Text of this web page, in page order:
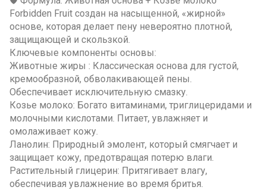
Forbidden Fruit создан на насыщенной, «жирной»
основе, которая делает пену невероятно плотной,
защищающей и скользкой.
Ключевые компоненты основы:
Животные жиры : Классическая основа для густой,
кремообразной, обволакивающей пены.
Обеспечивает исключительную смазку.
Козье молоко: Богато витаминами, триглицеридами и
молочными кислотами. Питает, увлажняет и
омолаживает кожу.
Ланолин: Природный эмолент, который смягчает и
защищает кожу, предотвращая потерю влаги.
Растительный глицерин: Притягивает влагу,
обеспечивая увлажнение во время бритья.